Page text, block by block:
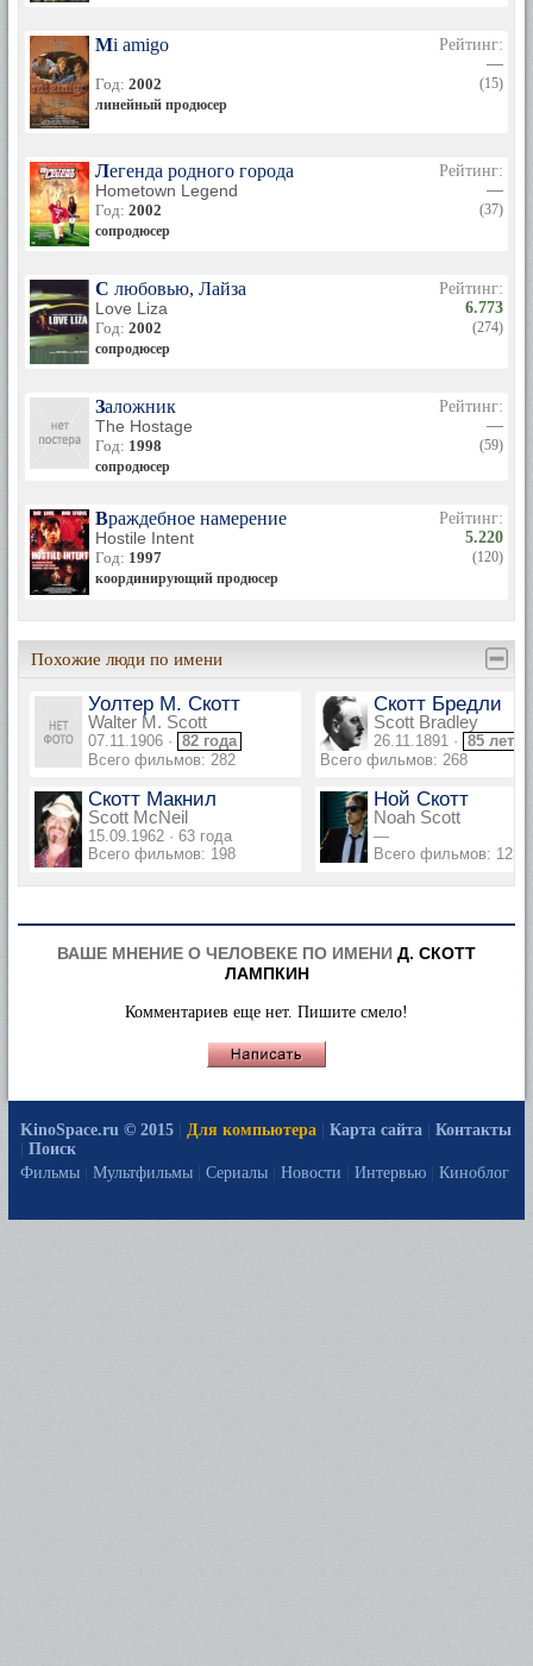
Mi amigo
Год: 2002
линейный продюсер
Рейтинг:
—
(15)
Легенда родного города
Hometown Legend
Год: 2002
сопродюсер
Рейтинг:
—
(37)
С любовью, Лайза
Love Liza
Год: 2002
сопродюсер
Рейтинг:
6.773
(274)
Заложник
The Hostage
Год: 1998
сопродюсер
Рейтинг:
—
(59)
Враждебное намерение
Hostile Intent
Год: 1997
координирующий продюсер
Рейтинг:
5.220
(120)
Похожие люди по имени
Уолтер М. Скотт
Walter M. Scott
07.11.1906 · 82 года
Всего фильмов: 282
Скотт Бредли
Scott Bradley
26.11.1891 · 85 лет
Всего фильмов: 268
Скотт Макнил
Scott McNeil
15.09.1962 · 63 года
Всего фильмов: 198
Ной Скотт
Noah Scott
—
Всего фильмов: 123
ВАШЕ МНЕНИЕ О ЧЕЛОВЕКЕ ПО ИМЕНИ Д. СКОТТ
ЛАМПКИН
Комментариев еще нет. Пишите смело!
KinoSpace.ru © 2015 Для компьютера Карта сайта
Контакты
Поиск
Фильмы
Мультфильмы Сериалы Новости Интервью Киноблог